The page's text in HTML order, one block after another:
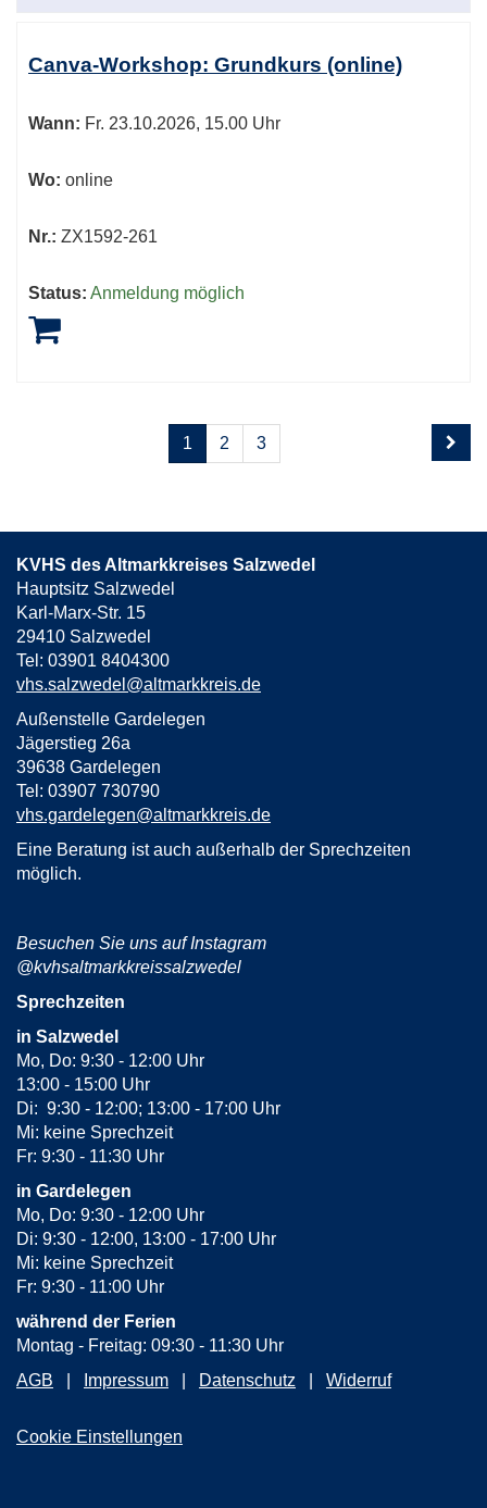
Canva-Workshop: Grundkurs (online)
Wann: Fr. 23.10.2026, 15.00 Uhr
Wo: online
Nr.: ZX1592-261
Status: Anmeldung möglich
Seiten
blättern
1 2 3
KVHS des Altmarkkreises Salzwedel
Hauptsitz Salzwedel
Karl-Marx-Str. 15
29410 Salzwedel
Tel: 03901 8404300
vhs.salzwedel@altmarkkreis.de
Außenstelle Gardelegen
Jägerstieg 26a
39638 Gardelegen
Tel: 03907 730790
vhs.gardelegen@altmarkkreis.de
Eine Beratung ist auch außerhalb der Sprechzeiten
möglich.
Besuchen Sie uns auf Instagram
@kvhsaltmarkkreissalzwedel
Sprechzeiten
in Salzwedel
Mo, Do: 9:30 - 12:00 Uhr
13:00 - 15:00 Uhr
Di: 9:30 - 12:00; 13:00 - 17:00 Uhr
Mi: keine Sprechzeit
Fr: 9:30 - 11:30 Uhr
in Gardelegen
Mo, Do: 9:30 - 12:00 Uhr
Di: 9:30 - 12:00, 13:00 - 17:00 Uhr
Mi: keine Sprechzeit
Fr: 9:30 - 11:00 Uhr
während der Ferien
Montag - Freitag: 09:30 - 11:30 Uhr
AGB
Impressum Datenschutz Widerruf
Cookie Einstellungen